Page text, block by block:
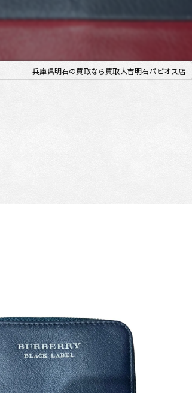
兵庫県明石の買取なら買取大吉明石パピオス店